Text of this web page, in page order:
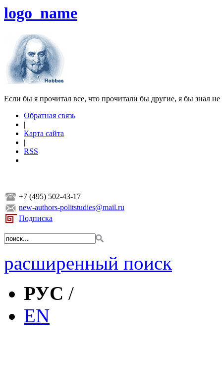
logo_name
Если бы я прочитал все, что прочитали бы другие, я бы знал
Обратная связь
|
Карта сайта
|
RSS
+7 (495) 502-43-17
new-authors-politstudies@mail.ru
Подписка
расширенный поиск
РУС /
EN